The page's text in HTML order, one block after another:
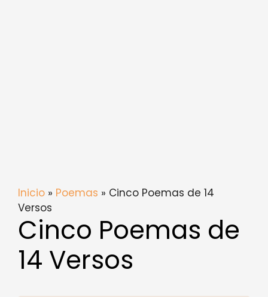
Inicio » Poemas » Cinco Poemas de 14
Versos
Cinco Poemas de
14 Versos